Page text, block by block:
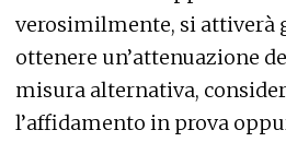
verosimilmente, si attiverà
ottenere un’attenuazione
misura alternativa,
l’affidamento in prova